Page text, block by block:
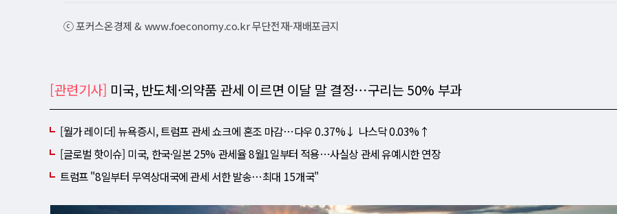
ⓒ 포커스온경제 & www.foeconomy.co.kr 무단전재-재배포금지
[관련기사] 미국, 반도체·의약품 관세 이르면 이달 말 결정⋯구리는 50% 부과
[월가 레이더] 뉴욕증시, 트럼프 관세 쇼크에 혼조 마감⋯다우 0.37%↓ 나스닥 0.03%↑
[글로벌 핫이슈] 미국, 한국·일본 25% 관세율 8월1일부터 적용⋯사실상 관세 유예시한 연장
트럼프 "8일부터 무역상대국에 관세 서한 발송⋯최대 15개국"